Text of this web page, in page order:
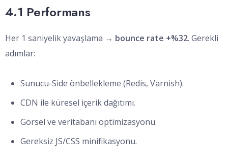
4.1 Performans
Her 1 saniyelik yavaşlama → bounce rate +%32. Gerekli
adımlar:
Sunucu-Side önbellekleme (Redis, Varnish).
CDN ile küresel içerik dağıtımı.
Görsel ve veritabanı optimizasyonu.
Gereksiz JS/CSS minifikasyonu.